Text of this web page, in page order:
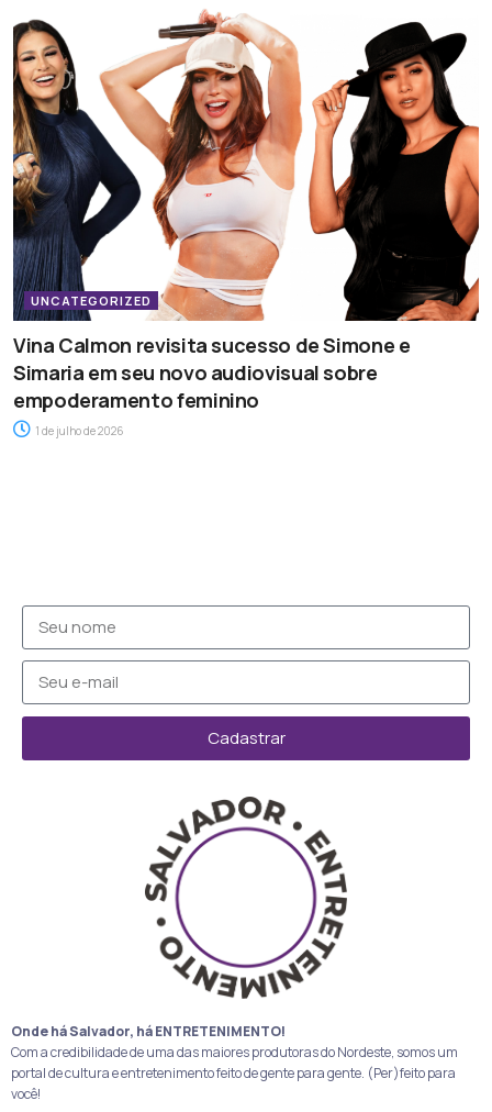
UNCATEGORIZED
Vina Calmon revisita sucesso de Simone e
Simaria em seu novo audiovisual sobre
empoderamento feminino
1 de julho de 2026
Cadastrar
Onde há Salvador, há ENTRETENIMENTO!
Com a credibilidade de uma das maiores produtoras do Nordeste, somos um
portal de cultura e entretenimento feito de gente para gente. (Per)feito para
você!